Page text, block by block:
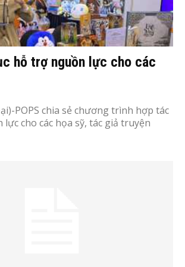
hỗ trợ nguồn lực cho các
POPS chia sẻ chương trình hợp tác
cho các họa sỹ, tác giả truyện